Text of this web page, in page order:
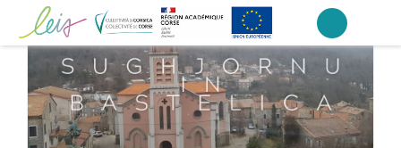
contenu
(Pressez
Entrée)
Collège Laetitia Bonaparte – Ajaccio